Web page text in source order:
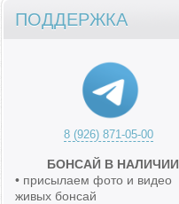
ПОДДЕРЖКА
8 (926) 871-05-00
БОНСАЙ В НАЛИЧИИ
• присылаем фото и видео
живых бонсай